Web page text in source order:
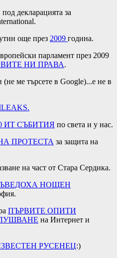
декларацията за
още през 2009 година.
парламент през 2009
НИ ПРАВА.
(не ме търсете в Google)...е не в
.
ИТ СЪБИТИЯ по света и у нас.
ПРОТЕСТА за защита на
на част от Стара Сердика.
НОЩЕН
ПЪРВИТЕ ОПИТИ
на Интернет и
РУСЕНЕЦ:)